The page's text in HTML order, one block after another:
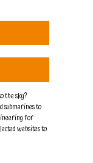
the sky?
submarines to
for
websites to